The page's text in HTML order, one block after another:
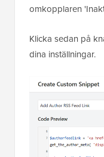
omkopplaren
Klicka sedan på
dina inställningar.